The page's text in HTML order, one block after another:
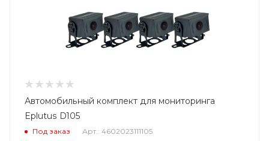
Автомобильный комплект для мониторинга
Eplutus D105
Под заказ Арт.: 4602023111105